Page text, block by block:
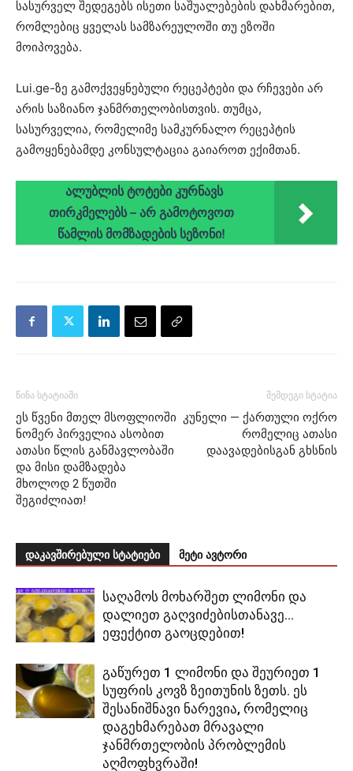
სასურველ შედეგებს ისეთი საშუალებების დახმარებით,
რომლებიც ყველას სამზარეულოში თუ ეზოში
მოიპოვება.
Lui.ge-ზე გამოქვეყნებული რეცეპტები და რჩევები არ
არის საზიანო ჯანმრთელობისთვის. თუმცა,
სასურველია, რომელიმე სამკურნალო რეცეპტის
გამოყენებამდე კონსულტაცია გაიაროთ ექიმთან.
ალუბლის ტოტები კურნავს
თირკმელებს – არ გამოტოვოთ
წამლის მომზადების სეზონი!
წინა სტატიაში
ეს წვენი მთელ მსოფლიოში
ნომერ პირველია ასობით
ათასი წლის განმავლობაში
და მისი დამზადება
მხოლოდ 2 წუთში
შეგიძლიათ!
შემდეგი სტატია
კუნელი — ქართული ოქრო
რომელიც ათასი
დაავადებისგან გხსნის
დაკავშირებული სტატიები მეტი ავტორი
საღამოს მოხარშეთ ლიმონი და
დალიეთ გაღვიძებისთანავე…
ეფექტით გაოცდებით!
გაწურეთ 1 ლიმონი და შეურიეთ 1
სუფრის კოვზ ზეითუნის ზეთს. ეს
შესანიშნავი ნარევია, რომელიც
დაგეხმარებათ მრავალი
ჯანმრთელობის პრობლემის
აღმოფხვრაში!